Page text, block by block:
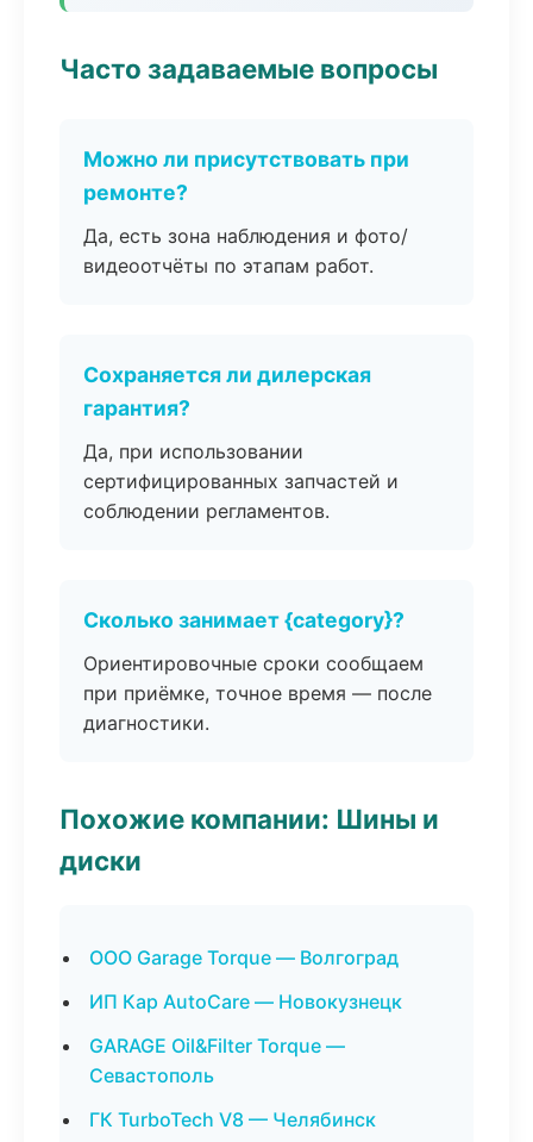
Часто задаваемые вопросы
Можно ли присутствовать при
ремонте?
Да, есть зона наблюдения и фото/
видеоотчёты по этапам работ.
Сохраняется ли дилерская
гарантия?
Да, при использовании
сертифицированных запчастей и
соблюдении регламентов.
Сколько занимает {category}?
Ориентировочные сроки сообщаем
при приёмке, точное время — после
диагностики.
Похожие компании: Шины и
диски
ООО Garage Torque — Волгоград
ИП Кар AutoCare — Новокузнецк
GARAGE Oil&Filter Torque —
Севастополь
ГК TurboTech V8 — Челябинск